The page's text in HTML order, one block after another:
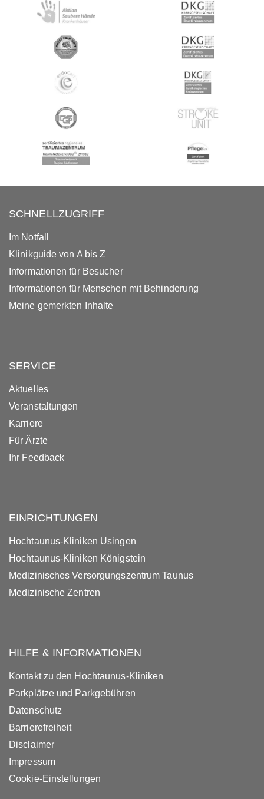
SCHNELLZUGRIFF
Im Notfall
Klinikguide von A bis Z
Informationen für Besucher
Informationen für Menschen mit Behinderung
Meine gemerkten Inhalte
SERVICE
Aktuelles
Veranstaltungen
Karriere
Für Ärzte
Ihr Feedback
EINRICHTUNGEN
Hochtaunus-Kliniken Usingen
Hochtaunus-Kliniken Königstein
Medizinisches Versorgungszentrum Taunus
Medizinische Zentren
HILFE & INFORMATIONEN
Kontakt zu den Hochtaunus-Kliniken
Parkplätze und Parkgebühren
Datenschutz
Barrierefreiheit
Disclaimer
Impressum
Cookie-Einstellungen